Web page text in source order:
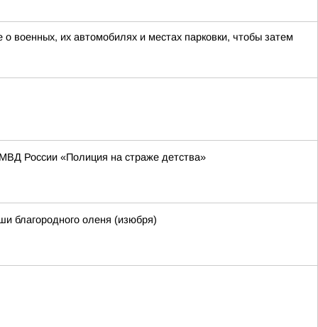
военных, их автомобилях и местах парковки, чтобы затем
России «Полиция на страже детства»
благородного оленя (изюбря)